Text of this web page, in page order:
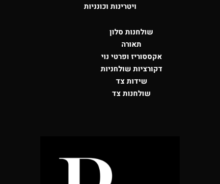
ויטרינות וכונניות
שולחנות סלון
תאורה
אקססוריז ופרטי נוי
דקורציות שולחניות
שידות צד
שולחנות צד